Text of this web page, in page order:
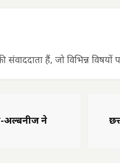
हैं, जो विभिन्न
अल्बनीज ने